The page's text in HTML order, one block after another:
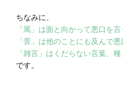
ちなみに、
「罵」は面と向かって悪口を言
「詈」は他のことにも及んで
「雑言」はくだらない言葉、
です。